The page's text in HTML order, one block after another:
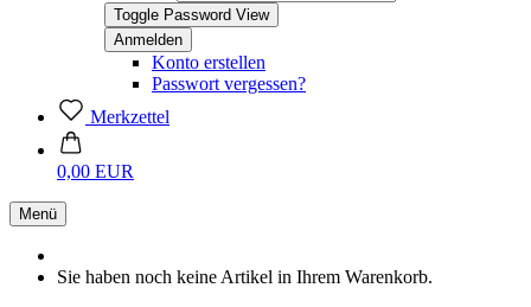
Toggle Password View
Konto erstellen
Passwort vergessen?
Merkzettel
0,00 EUR
Menü
Sie haben noch keine Artikel in Ihrem Warenkorb.